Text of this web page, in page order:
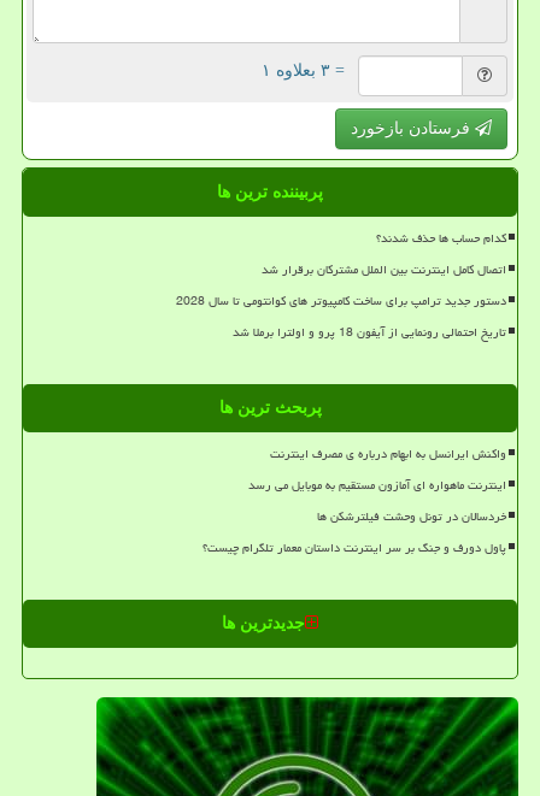
= ۳ بعلاوه ۱
فرستادن بازخورد
پربیننده ترین ها
کدام حساب ها حذف شدند؟
اتصال کامل اینترنت بین الملل مشترکان برقرار شد
دستور جدید ترامپ برای ساخت کامپیوتر های کوانتومی تا سال 2028
تاریخ احتمالی رونمایی از آیفون 18 پرو و اولترا برملا شد
پربحث ترین ها
واکنش ایرانسل به ابهام درباره ی مصرف اینترنت
اینترنت ماهواره ای آمازون مستقیم به موبایل می رسد
خردسالان در تونل وحشت فیلترشکن ها
پاول دورف و جنگ بر سر اینترنت داستان معمار تلگرام چیست؟
جدیدترین ها